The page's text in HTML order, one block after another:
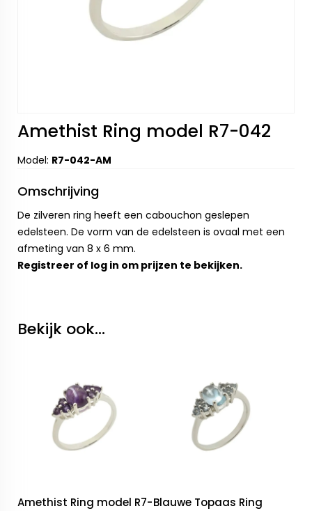
Amethist Ring model R7-042
Model: R7-042-AM
Omschrijving
De zilveren ring heeft een cabouchon geslepen
edelsteen. De vorm van de edelsteen is ovaal met een
afmeting van 8 x 6 mm.
Registreer of log in om prijzen te bekijken.
Bekijk ook...
Amethist Ring model R7-Blauwe Topaas Ring